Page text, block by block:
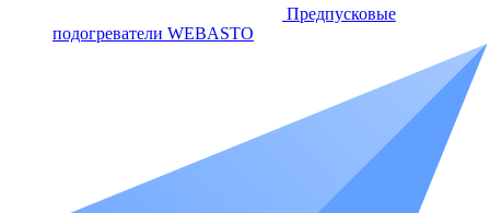
Предпусковые
подогреватели WEBASTO